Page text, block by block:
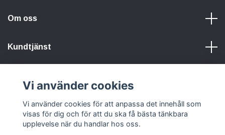
Om oss
Kundtjänst
Sociala medier
Vi använder cookies
Vi använder cookies för att anpassa det innehåll som
visas för dig och för att du ska få bästa tänkbara
upplevelse när du handlar hos oss.